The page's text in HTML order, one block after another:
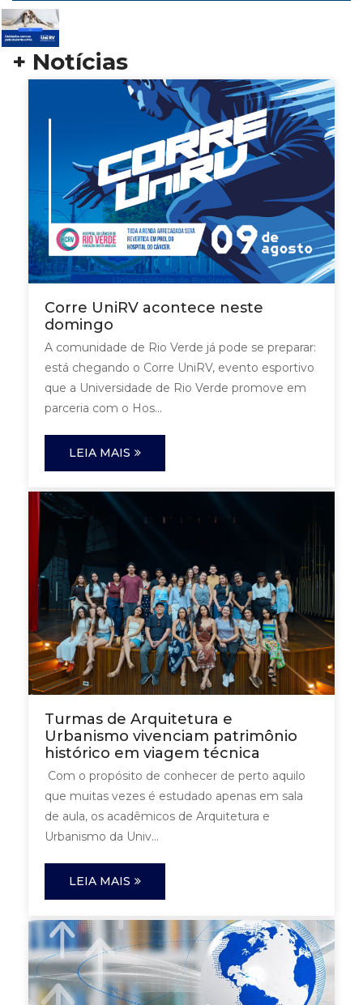
+ Notícias
Corre UniRV acontece neste
domingo
A comunidade de Rio Verde já pode se preparar:
está chegando o Corre UniRV, evento esportivo
que a Universidade de Rio Verde promove em
parceria com o Hos...
LEIA MAIS
Turmas de Arquitetura e
Urbanismo vivenciam patrimônio
histórico em viagem técnica
Com o propósito de conhecer de perto aquilo
que muitas vezes é estudado apenas em sala
de aula, os acadêmicos de Arquitetura e
Urbanismo da Univ...
LEIA MAIS